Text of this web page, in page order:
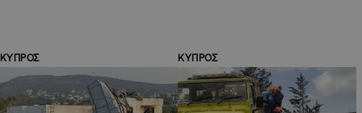
ΚΥΠΡΟΣ ΚΥΠΡΟΣ